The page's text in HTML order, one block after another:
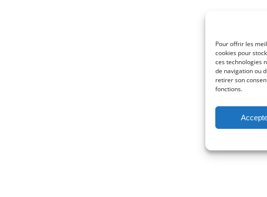
Pour offrir les
cookies pour
ces technologies
de navigation ou
retirer son
fonctions.